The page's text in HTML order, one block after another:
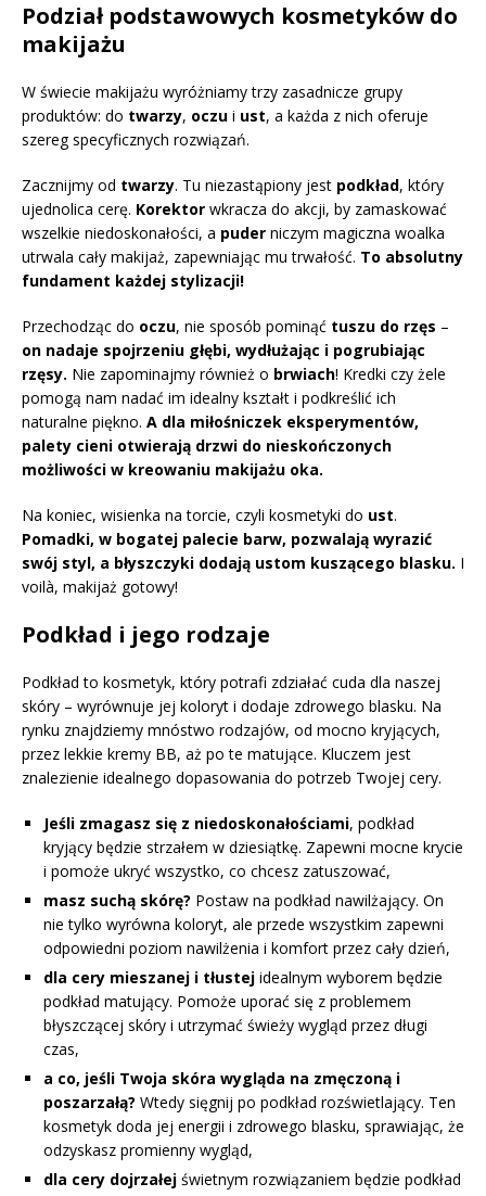
Podział podstawowych kosmetyków do
makijażu
W świecie makijażu wyróżniamy trzy zasadnicze grupy
produktów: do twarzy, oczu i ust, a każda z nich oferuje
szereg specyficznych rozwiązań.
Zacznijmy od twarzy. Tu niezastąpiony jest podkład, który
ujednolica cerę. Korektor wkracza do akcji, by zamaskować
wszelkie niedoskonałości, a puder niczym magiczna woalka
utrwala cały makijaż, zapewniając mu trwałość. To absolutny
fundament każdej stylizacji!
Przechodząc do oczu, nie sposób pominąć tuszu do rzęs –
on nadaje spojrzeniu głębi, wydłużając i pogrubiając
rzęsy. Nie zapominajmy również o brwiach! Kredki czy żele
pomogą nam nadać im idealny kształt i podkreślić ich
naturalne piękno. A dla miłośniczek eksperymentów,
palety cieni otwierają drzwi do nieskończonych
możliwości w kreowaniu makijażu oka.
Na koniec, wisienka na torcie, czyli kosmetyki do ust.
Pomadki, w bogatej palecie barw, pozwalają wyrazić
swój styl, a błyszczyki dodają ustom kuszącego blasku. I
voilà, makijaż gotowy!
Podkład i jego rodzaje
Podkład to kosmetyk, który potrafi zdziałać cuda dla naszej
skóry – wyrównuje jej koloryt i dodaje zdrowego blasku. Na
rynku znajdziemy mnóstwo rodzajów, od mocno kryjących,
przez lekkie kremy BB, aż po te matujące. Kluczem jest
znalezienie idealnego dopasowania do potrzeb Twojej cery.
Jeśli zmagasz się z niedoskonałościami, podkład
kryjący będzie strzałem w dziesiątkę. Zapewni mocne krycie
i pomoże ukryć wszystko, co chcesz zatuszować,
masz suchą skórę? Postaw na podkład nawilżający. On
nie tylko wyrówna koloryt, ale przede wszystkim zapewni
odpowiedni poziom nawilżenia i komfort przez cały dzień,
dla cery mieszanej i tłustej idealnym wyborem będzie
podkład matujący. Pomoże uporać się z problemem
błyszczącej skóry i utrzymać świeży wygląd przez długi
czas,
a co, jeśli Twoja skóra wygląda na zmęczoną i
poszarzałą? Wtedy sięgnij po podkład rozświetlający. Ten
kosmetyk doda jej energii i zdrowego blasku, sprawiając, że
odzyskasz promienny wygląd,
dla cery dojrzałej świetnym rozwiązaniem będzie podkład